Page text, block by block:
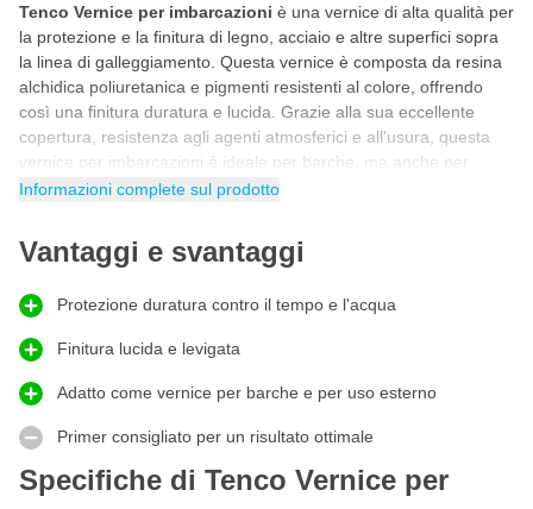
Tenco Vernice per imbarcazioni è una vernice di alta qualità per
la protezione e la finitura di legno, acciaio e altre superfici sopra
la linea di galleggiamento. Questa vernice è composta da resina
alchidica poliuretanica e pigmenti resistenti al colore, offrendo
così una finitura duratura e lucida. Grazie alla sua eccellente
copertura, resistenza agli agenti atmosferici e all'usura, questa
vernice per imbarcazioni è ideale per barche, ma anche per
applicazioni in casa e in giardino.
Questavernice per imbarcazionisi distingue per le sue forti
Vernice per imbarcazioni è idrorepellente, resistente agli UV e agli
superfici. L'ottima fluidità assicura un risultato uniforme e
essere applicata sopra vernici poliuretaniche monocomponente
esistenti.
Utilizzare la vernice per imbarcazioni per barche
e superfici esterne
Informazioni complete sul prodotto
Vantaggi e svantaggi
Protezione duratura contro il tempo e l'acqua
Finitura lucida e levigata
Adatto come vernice per barche e per uso esterno
Primer consigliato per un risultato ottimale
Specifiche di Tenco Vernice per